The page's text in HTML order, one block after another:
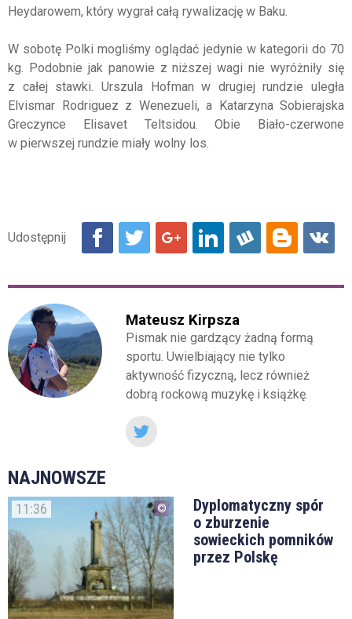
Heydarowem, który wygrał całą rywalizację w Baku.
W sobotę Polki mogliśmy oglądać jedynie w kategorii do 70
kg. Podobnie jak panowie z niższej wagi nie wyróżniły się
z całej stawki. Urszula Hofman w drugiej rundzie uległa
Elvismar Rodriguez z Wenezueli, a Katarzyna Sobierajska
Greczynce Elisavet Teltsidou. Obie Biało-czerwone
w pierwszej rundzie miały wolny los.
Mateusz Kirpsza
Pismak nie gardzący żadną formą
sportu. Uwielbiający nie tylko
aktywność fizyczną, lecz również
dobrą rockową muzykę i książkę.
NAJNOWSZE
11:36
Dyplomatyczny spór
o zburzenie
sowieckich pomników
przez Polskę